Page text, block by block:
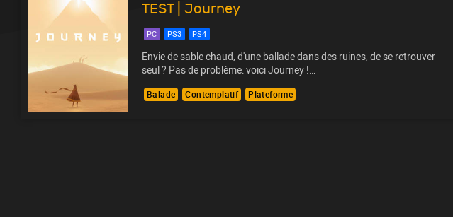
TEST | Journey
PC PS3 PS4
Envie de sable chaud, d'une ballade dans des ruines, de se retrouver
seul ? Pas de problème: voici Journey !…
Balade Contemplatif Plateforme